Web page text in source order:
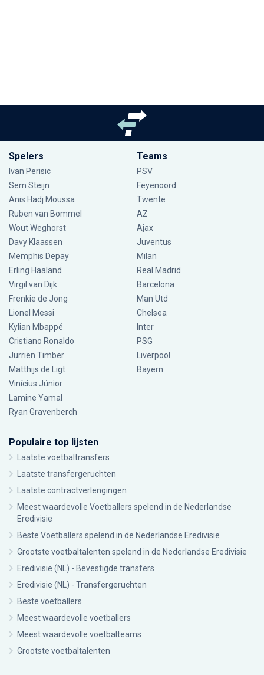
Spelers
Ivan Perisic
Sem Steijn
Anis Hadj Moussa
Ruben van Bommel
Wout Weghorst
Davy Klaassen
Memphis Depay
Erling Haaland
Virgil van Dijk
Frenkie de Jong
Lionel Messi
Kylian Mbappé
Cristiano Ronaldo
Jurriën Timber
Matthijs de Ligt
Vinícius Júnior
Lamine Yamal
Ryan Gravenberch
Teams
PSV
Feyenoord
Twente
AZ
Ajax
Juventus
Milan
Real Madrid
Barcelona
Man Utd
Chelsea
Inter
PSG
Liverpool
Bayern
Populaire top lijsten
Laatste voetbaltransfers
Laatste transfergeruchten
Laatste contractverlengingen
Meest waardevolle Voetballers spelend in de Nederlandse
Eredivisie
Beste Voetballers spelend in de Nederlandse Eredivisie
Grootste voetbaltalenten spelend in de Nederlandse Eredivisie
Eredivisie (NL) - Bevestigde transfers
Eredivisie (NL) - Transfergeruchten
Beste voetballers
Meest waardevolle voetballers
Meest waardevolle voetbalteams
Grootste voetbaltalenten